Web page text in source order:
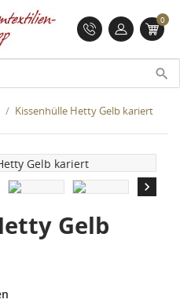
0
search
Kissenhülle Hetty Gelb kariert

Gelb